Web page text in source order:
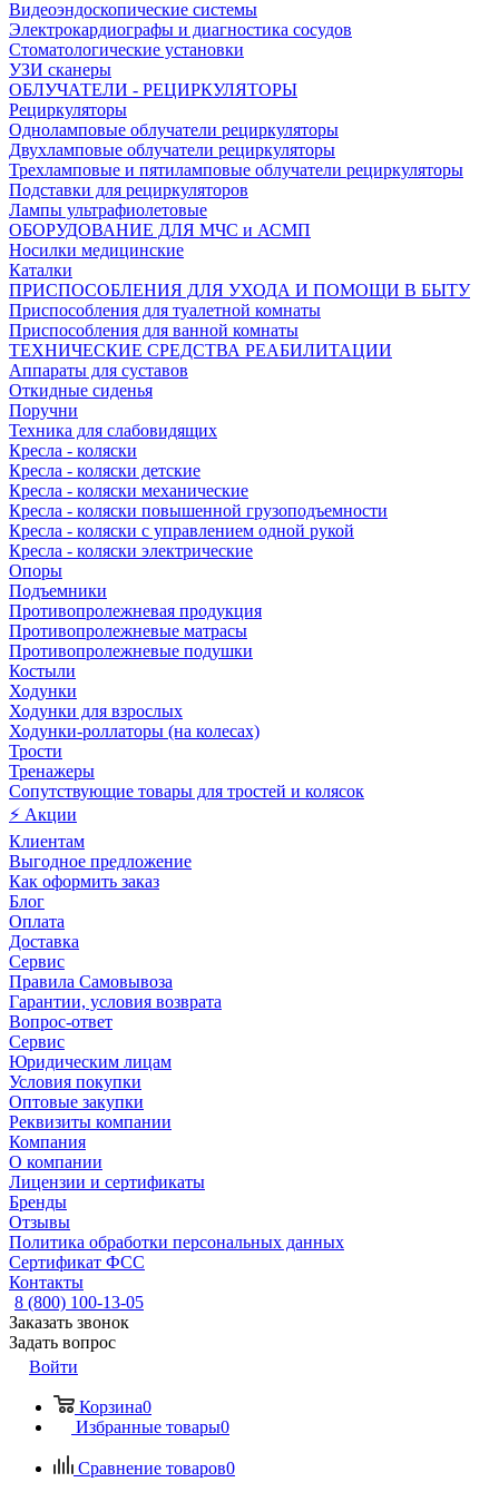
Видеоэндоскопические системы
Электрокардиографы и диагностика сосудов
Стоматологические установки
УЗИ сканеры
ОБЛУЧАТЕЛИ - РЕЦИРКУЛЯТОРЫ
Рециркуляторы
Одноламповые облучатели рециркуляторы
Двухламповые облучатели рециркуляторы
Трехламповые и пятиламповые облучатели рециркуляторы
Подставки для рециркуляторов
Лампы ультрафиолетовые
ОБОРУДОВАНИЕ ДЛЯ МЧС и АСМП
Носилки медицинские
Каталки
ПРИСПОСОБЛЕНИЯ ДЛЯ УХОДА И ПОМОЩИ В БЫТУ
Приспособления для туалетной комнаты
Приспособления для ванной комнаты
ТЕХНИЧЕСКИЕ СРЕДСТВА РЕАБИЛИТАЦИИ
Аппараты для суставов
Откидные сиденья
Поручни
Техника для слабовидящих
Кресла - коляски
Кресла - коляски детские
Кресла - коляски механические
Кресла - коляски повышенной грузоподъемности
Кресла - коляски с управлением одной рукой
Кресла - коляски электрические
Опоры
Подъемники
Противопролежневая продукция
Противопролежневые матрасы
Противопролежневые подушки
Костыли
Ходунки
Ходунки для взрослых
Ходунки-роллаторы (на колесах)
Трости
Тренажеры
Сопутствующие товары для тростей и колясок
⚡ Акции
Клиентам
Выгодное предложение
Как оформить заказ
Блог
Оплата
Доставка
Сервис
Правила Самовывоза
Гарантии, условия возврата
Вопрос-ответ
Сервис
Юридическим лицам
Условия покупки
Оптовые закупки
Реквизиты компании
Компания
О компании
Лицензии и сертификаты
Бренды
Отзывы
Политика обработки персональных данных
Сертификат ФСС
Контакты
8 (800) 100-13-05
Заказать звонок
Задать вопрос
Войти
Корзина0
Избранные товары0
Сравнение товаров0